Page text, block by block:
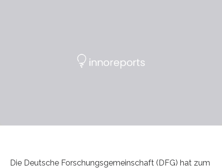
Die Deutsche Forschungsgemeinschaft (DFG) hat zum